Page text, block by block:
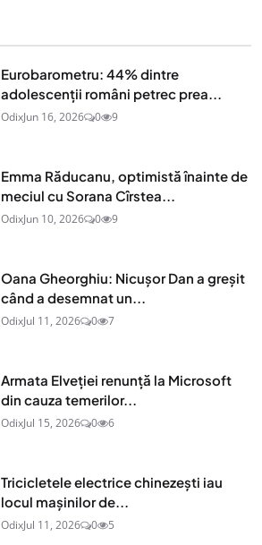
Eurobarometru: 44% dintre
adolescenţii români petrec prea...
OdixJun 16, 2026 0 9
Emma Răducanu, optimistă înainte de
meciul cu Sorana Cîrstea...
OdixJun 10, 2026 0 9
Oana Gheorghiu: Nicușor Dan a greșit
când a desemnat un...
OdixJul 11, 2026 0 7
Armata Elveției renunță la Microsoft
din cauza temerilor...
OdixJul 15, 2026 0 6
Tricicletele electrice chinezești iau
locul mașinilor de...
OdixJul 11, 2026 0 5